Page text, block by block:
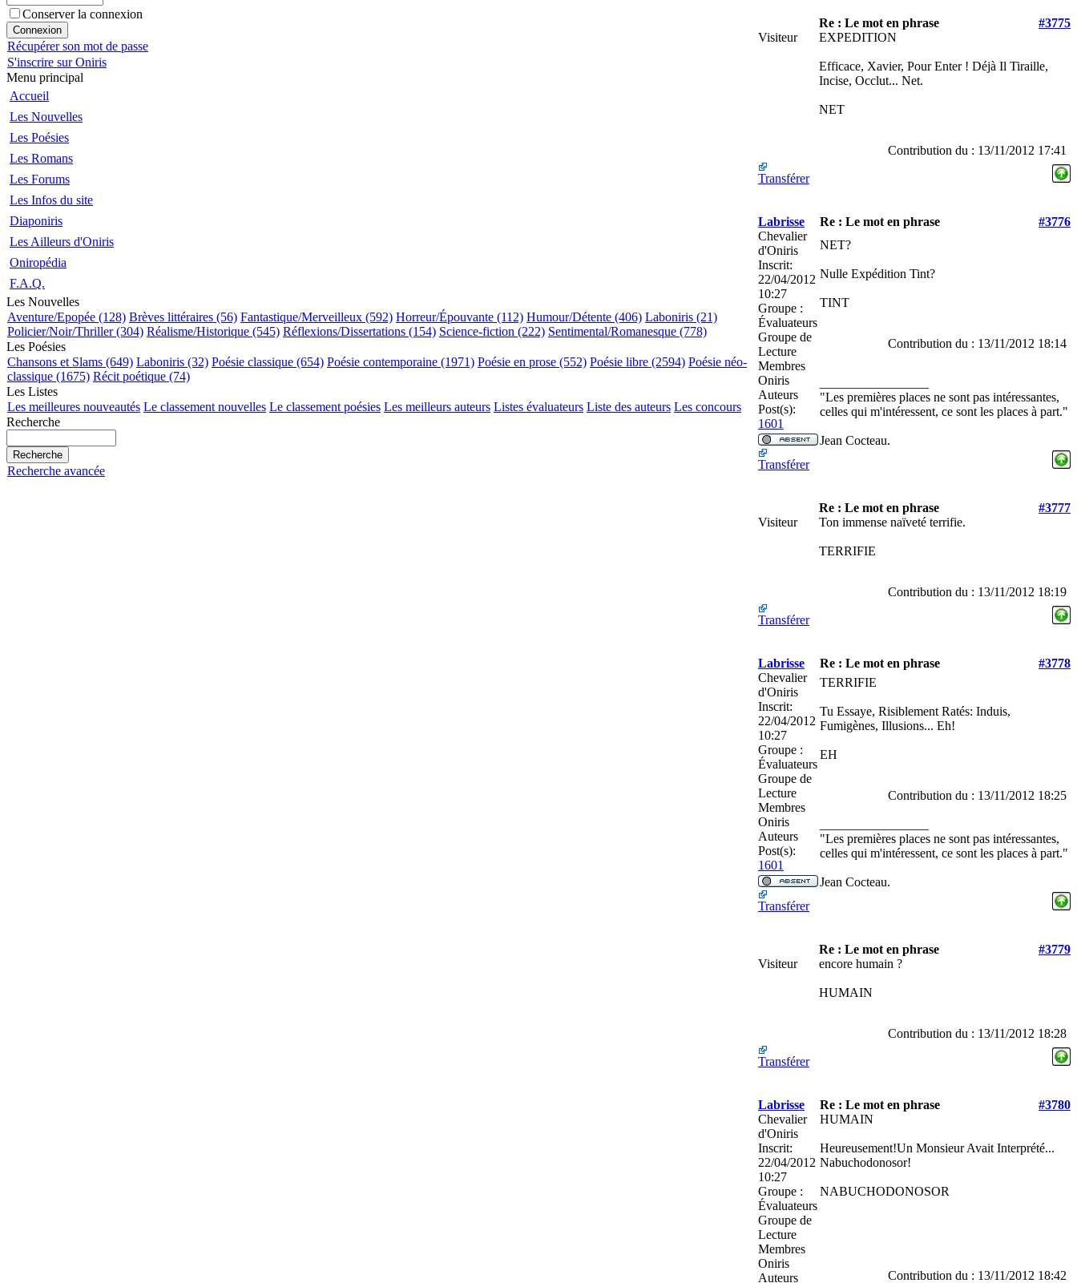
Conserver la connexion
Récupérer son mot de passe
S'inscrire sur Oniris
Menu principal
Accueil
Les Nouvelles
Les Poésies
Les Romans
Les Forums
Les Infos du site
Diaponiris
Les Ailleurs d'Oniris
Oniropédia
F.A.Q.
Les Nouvelles
Aventure/Epopée (128) Brèves littéraires (56) Fantastique/Merveilleux (592) Horreur/Épouvante (112) Humour/Détente (406) Laboniris (21)
Policier/Noir/Thriller (304) Réalisme/Historique (545) Réflexions/Dissertations (154) Science-fiction (222) Sentimental/Romanesque (778)
Les Poésies
Chansons et Slams (649) Laboniris (32) Poésie classique (654) Poésie contemporaine (1971) Poésie en prose (552) Poésie libre (2594) Poésie néo-
classique (1675) Récit poétique (74)
Les Listes
Les meilleures nouveautés Le classement nouvelles Le classement poésies Les meilleurs auteurs Listes évaluateurs Liste des auteurs Les concours
Recherche
Recherche avancée
Re : Le mot en phrase
#3775
Visiteur
EXPEDITION
Efficace, Xavier, Pour Enter ! Déjà Il Tiraille,
Incise, Occlut... Net.
NET
Contribution du : 13/11/2012 17:41
Transférer
Labrisse Re : Le mot en phrase
#3776
Chevalier
d'Oniris
Inscrit:
22/04/2012
10:27
Groupe :
Évaluateurs
Groupe de
Lecture
Membres
Oniris
Auteurs
Post(s):
1601
NET?
Nulle Expédition Tint?
TINT
Contribution du : 13/11/2012 18:14
"Les premières places ne sont pas intéressantes,
celles qui m'intéressent, ce sont les places à part."
Jean Cocteau.
Transférer
Re : Le mot en phrase
#3777
Visiteur
Ton immense naïveté terrifie.
TERRIFIE
Contribution du : 13/11/2012 18:19
Transférer
Labrisse Re : Le mot en phrase
#3778
Chevalier
d'Oniris
Inscrit:
22/04/2012
10:27
Groupe :
Évaluateurs
Groupe de
Lecture
Membres
Oniris
Auteurs
Post(s):
1601
TERRIFIE
Tu Essaye, Risiblement Ratés: Induis,
Fumigènes, Illusions... Eh!
EH
Contribution du : 13/11/2012 18:25
"Les premières places ne sont pas intéressantes,
celles qui m'intéressent, ce sont les places à part."
Jean Cocteau.
Transférer
Re : Le mot en phrase
#3779
Visiteur
encore humain ?
HUMAIN
Contribution du : 13/11/2012 18:28
Transférer
Labrisse Re : Le mot en phrase
#3780
Chevalier
d'Oniris
Inscrit:
22/04/2012
10:27
Groupe :
Évaluateurs
Groupe de
Lecture
Membres
Oniris
Auteurs
HUMAIN
Heureusement!Un Monsieur Avait Interprété...
Nabuchodonosor!
NABUCHODONOSOR
Contribution du : 13/11/2012 18:42